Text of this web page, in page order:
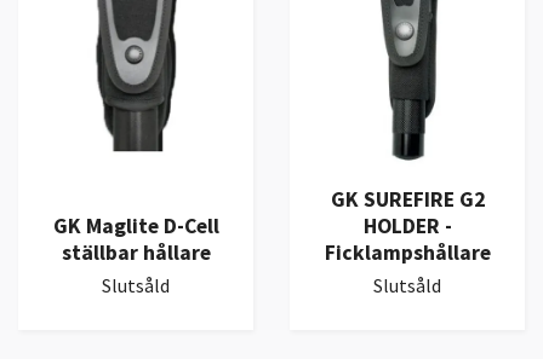
GK Maglite D-Cell
ställbar hållare
Slutsåld
GK SUREFIRE G2
HOLDER -
Ficklampshållare
Slutsåld